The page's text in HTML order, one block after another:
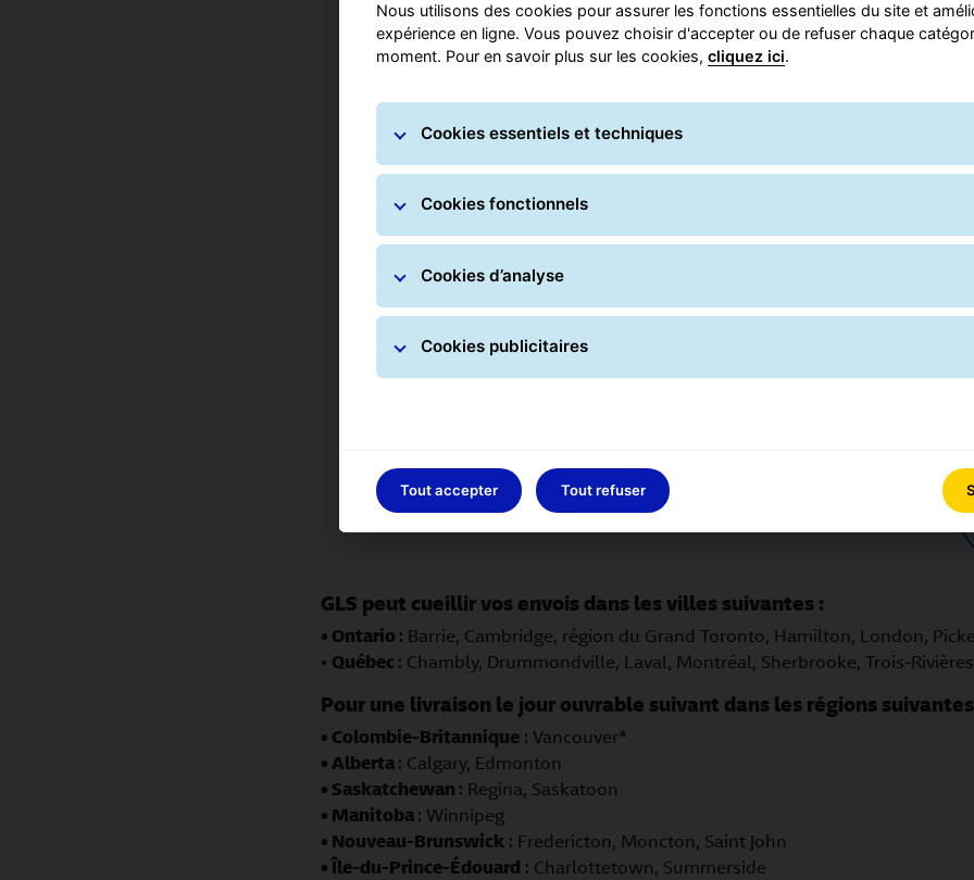
GLS peut cueillir vos envois dans les villes suivantes :
• Ontario : Barrie, Cambridge, région du Grand Toronto, Hamilton, London,
• Québec : Chambly, Drummondville, Laval, Montréal, Sherbrooke, Trois-Rivières
Pour une livraison le jour ouvrable suivant dans les régions
• Colombie-Britannique : Vancouver*
• Alberta: Calgary, Edmonton
• Saskatchewan : Regina, Saskatoon
• Manitoba: Winnipeg
• Nouveau-Brunswick : Fredericton, Moncton, Saint John
• Île-du-Prince-Édouard : Charlottetown, Summerside
Nous utilisons des cookies pour assurer les fonctions essentielles du site et
expérience en ligne. Vous pouvez choisir d'accepter ou de refuser chaque
moment. Pour en savoir plus sur les cookies, cliquez ici.
Cookies essentiels et techniques
Cookies fonctionnels
Cookies d’analyse
Cookies publicitaires
Tout accepter Tout refuser